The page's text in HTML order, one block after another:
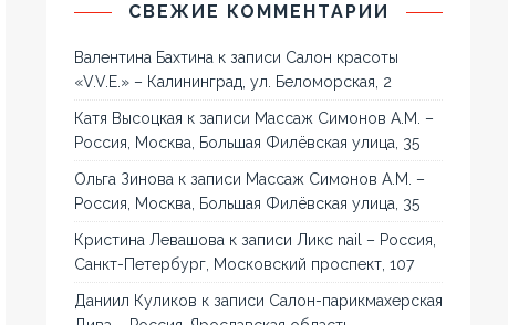
СВЕЖИЕ КОММЕНТАРИИ
Валентина Бахтина к записи Салон красоты
«V.V.E.» – Калининград, ул. Беломорская, 2
Катя Высоцкая к записи Массаж Симонов А.М. –
Россия, Москва, Большая Филёвская улица, 35
Ольга Зинова к записи Массаж Симонов А.М. –
Россия, Москва, Большая Филёвская улица, 35
Кристина Левашова к записиЛикс nail – Россия,
Санкт-Петербург, Московский проспект, 107
Даниил Куликов к записи Салон-парикмахерская